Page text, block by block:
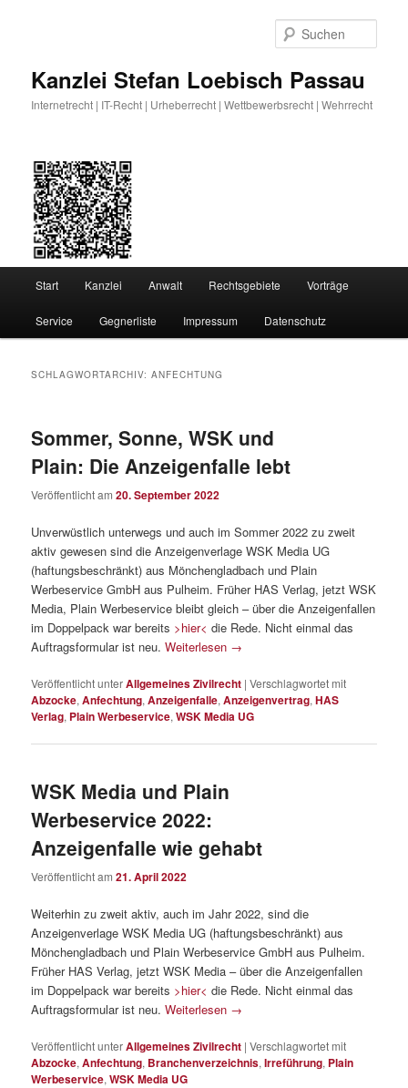
Kanzlei Stefan Loebisch Passau
Internetrecht | IT-Recht | Urheberrecht | Wettbewerbsrecht | Wehrrecht
Start Kanzlei Anwalt Rechtsgebiete Vorträge
Service Gegnerliste Impressum Datenschutz
SCHLAGWORTARCHIV:ANFECHTUNG
Sommer, Sonne, WSK und
Plain: Die Anzeigenfalle lebt
Veröffentlicht am20. September 2022
Unverwüstlich unterwegs und auch im Sommer 2022 zu zweit
aktiv gewesen sind die Anzeigenverlage WSK Media UG
(haftungsbeschränkt) aus Mönchengladbach und Plain
Werbeservice GmbH aus Pulheim. Früher HAS Verlag, jetzt WSK
Media, Plain Werbeservice bleibt gleich – über die Anzeigenfallen
im Doppelpack war bereits >hier< die Rede. Nicht einmal das
Auftragsformular ist neu.Weiterlesen →
Veröffentlicht unterAllgemeines Zivilrecht |Verschlagwortet mit
Abzocke,Anfechtung,Anzeigenfalle,Anzeigenvertrag,HAS
Verlag, Plain Werbeservice,WSK Media UG
WSK Media und Plain
Werbeservice 2022:
Anzeigenfalle wie gehabt
Veröffentlicht am21. April 2022
Weiterhin zu zweit aktiv, auch im Jahr 2022, sind die
Anzeigenverlage WSK Media UG (haftungsbeschränkt) aus
Mönchengladbach und Plain Werbeservice GmbH aus Pulheim.
Früher HAS Verlag, jetzt WSK Media – über die Anzeigenfallen
im Doppelpack war bereits >hier< die Rede. Nicht einmal das
Auftragsformular ist neu.Weiterlesen →
Veröffentlicht unterAllgemeines Zivilrecht |Verschlagwortet mit
Abzocke,Anfechtung, Branchenverzeichnis,Irreführung, Plain
Werbeservice,WSK Media UG